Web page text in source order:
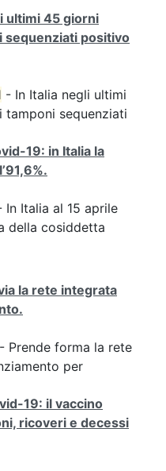
ultimi 45 giorni
sequenziati positivo
- In Italia negli ultimi
tamponi sequenziati
19: in Italia la
In Italia al 15 aprile
della cosiddetta
la rete integrata
- Prende forma la rete
per
19: il vaccino
ricoveri e decessi